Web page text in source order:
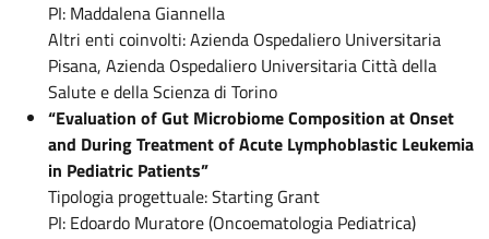
PI: Maddalena Giannella
Altri enti coinvolti: Azienda Ospedaliero Universitaria
Pisana, Azienda Ospedaliero Universitaria Città della
Salute e della Scienza di Torino
“Evaluation of Gut Microbiome Composition at Onset
and During Treatment of Acute Lymphoblastic Leukemia
in Pediatric Patients”
Tipologia progettuale: Starting Grant
PI: Edoardo Muratore (Oncoematologia Pediatrica)